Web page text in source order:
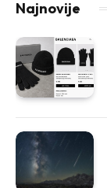
Najnovije